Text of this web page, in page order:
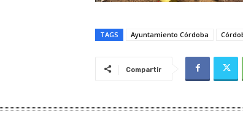
TAGS Ayuntamiento Córdoba
Compartir